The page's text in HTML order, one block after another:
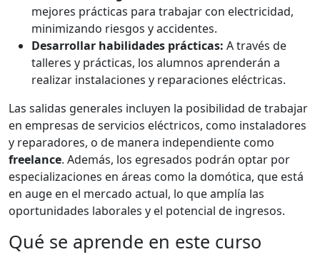
mejores prácticas para trabajar con electricidad,
minimizando riesgos y accidentes.
Desarrollar habilidades prácticas: A través de
talleres y prácticas, los alumnos aprenderán a
realizar instalaciones y reparaciones eléctricas.
Las salidas generales incluyen la posibilidad de trabajar
en empresas de servicios eléctricos, como instaladores
y reparadores, o de manera independiente como
freelance. Además, los egresados podrán optar por
especializaciones en áreas como la domótica, que está
en auge en el mercado actual, lo que amplía las
oportunidades laborales y el potencial de ingresos.
Qué se aprende en este curso